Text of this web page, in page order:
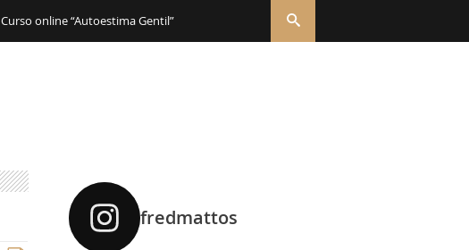
Curso online “Autoestima Gentil”
fredmattos